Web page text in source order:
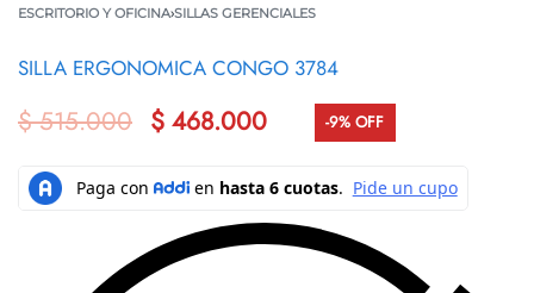
ESCRITORIO Y OFICINA›SILLAS GERENCIALES
SILLA ERGONOMICA CONGO 3784
$515.000 $ 468.000 -9% OFF